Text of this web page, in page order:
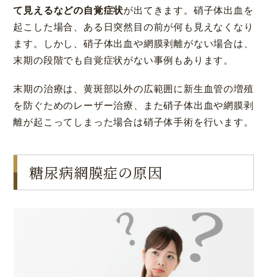
て見えるなどの自覚症状が出てきます。硝子体出血を
起こした場合、ある日突然目の前が何も見えなくなり
ます。しかし、硝子体出血や網膜剥離がない場合は、
末期の段階でも自覚症状がない事例もあります。
末期の治療は、黄斑部以外の広範囲に新生血管の増殖
を防ぐためのレーザー治療、また硝子体出血や網膜剥
離が起こってしまった場合は硝子体手術を行います。
糖尿病網膜症の原因